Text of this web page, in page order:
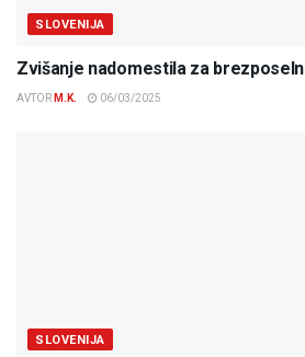
SLOVENIJA
Zvišanje nadomestila za
AVTOR M.K. 06/03/2025
SLOVENIJA